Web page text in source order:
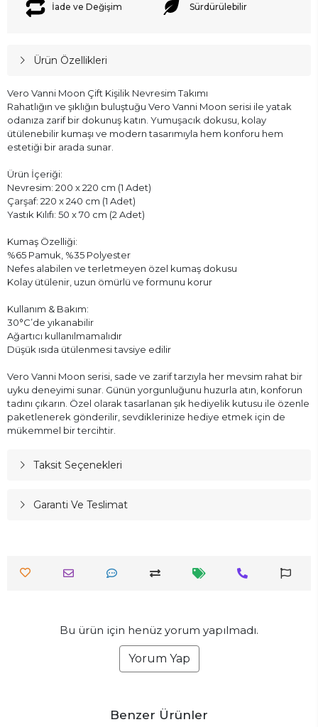
İade ve Değişim Sürdürülebilir
Ürün Özellikleri
Vero Vanni Moon Çift Kişilik Nevresim Takımı
Rahatlığın ve şıklığın buluştuğu Vero Vanni Moon serisi ile yatak
odanıza zarif bir dokunuş katın. Yumuşacık dokusu, kolay
ütülenebilir kumaşı ve modern tasarımıyla hem konforu hem
estetiği bir arada sunar.
Ürün İçeriği:
Nevresim: 200 x 220 cm (1 Adet)
Çarşaf: 220 x 240 cm (1 Adet)
Yastık Kılıfı: 50 x 70 cm (2 Adet)
Kumaş Özelliği:
%65 Pamuk, %35 Polyester
Nefes alabilen ve terletmeyen özel kumaş dokusu
Kolay ütülenir, uzun ömürlü ve formunu korur
Kullanım & Bakım:
30°C’de yıkanabilir
Ağartıcı kullanılmamalıdır
Düşük ısıda ütülenmesi tavsiye edilir
Vero Vanni Moon serisi, sade ve zarif tarzıyla her mevsim rahat bir
uyku deneyimi sunar. Günün yorgunluğunu huzurla atın, konforun
tadını çıkarın. Özel olarak tasarlanan şık hediyelik kutusu ile özenle
paketlenerek gönderilir, sevdiklerinize hediye etmek için de
mükemmel bir tercihtir.
Taksit Seçenekleri
Garanti Ve Teslimat
Bu ürün için henüz yorum yapılmadı.
Yorum Yap
Benzer Ürünler